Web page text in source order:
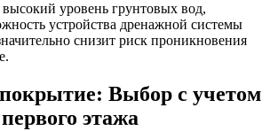
уровень грунтовых вод,
устройства дренажной системы
снизит риск проникновения
Выбор с учетом
этажа